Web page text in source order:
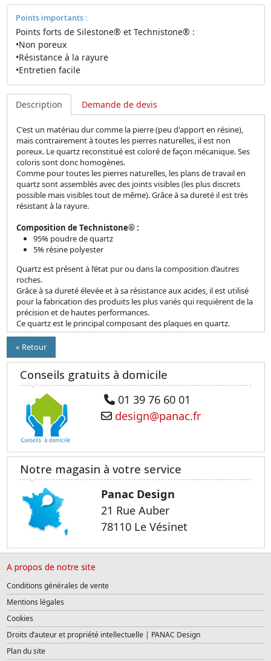
Points importants :
Points forts de Silestone® et Technistone® :
•Non poreux
•Résistance à la rayure
•Entretien facile
Description Demande de devis
C'est un matériau dur comme la pierre (peu d'apport en résine),
mais contrairement à toutes les pierres naturelles, il est non
poreux. Le quartz reconstitué est coloré de façon mécanique. Ses
coloris sont donc homogènes.
Comme pour toutes les pierres naturelles, les plans de travail en
quartz sont assemblés avec des joints visibles (les plus discrets
possible mais visibles tout de même). Grâce à sa dureté il est très
résistant à la rayure.
Composition de Technistone® :
95% poudre de quartz
5% résine polyester
Quartz est présent à l’état pur ou dans la composition d’autres
roches.
Grâce à sa dureté élevée et à sa résistance aux acides, il est utilisé
pour la fabrication des produits les plus variés qui requièrent de la
précision et de hautes performances.
Ce quartz est le principal composant des plaques en quartz.
« Retour
Conseils gratuits à domicile
01 39 76 60 01
design@panac.fr
Notre magasin à votre service
Panac Design
21 Rue Auber
78110 Le Vésinet
A propos de notre site
Conditions générales de vente
Mentions légales
Cookies
Droits d’auteur et propriété intellectuelle | PANAC Design
Plan du site